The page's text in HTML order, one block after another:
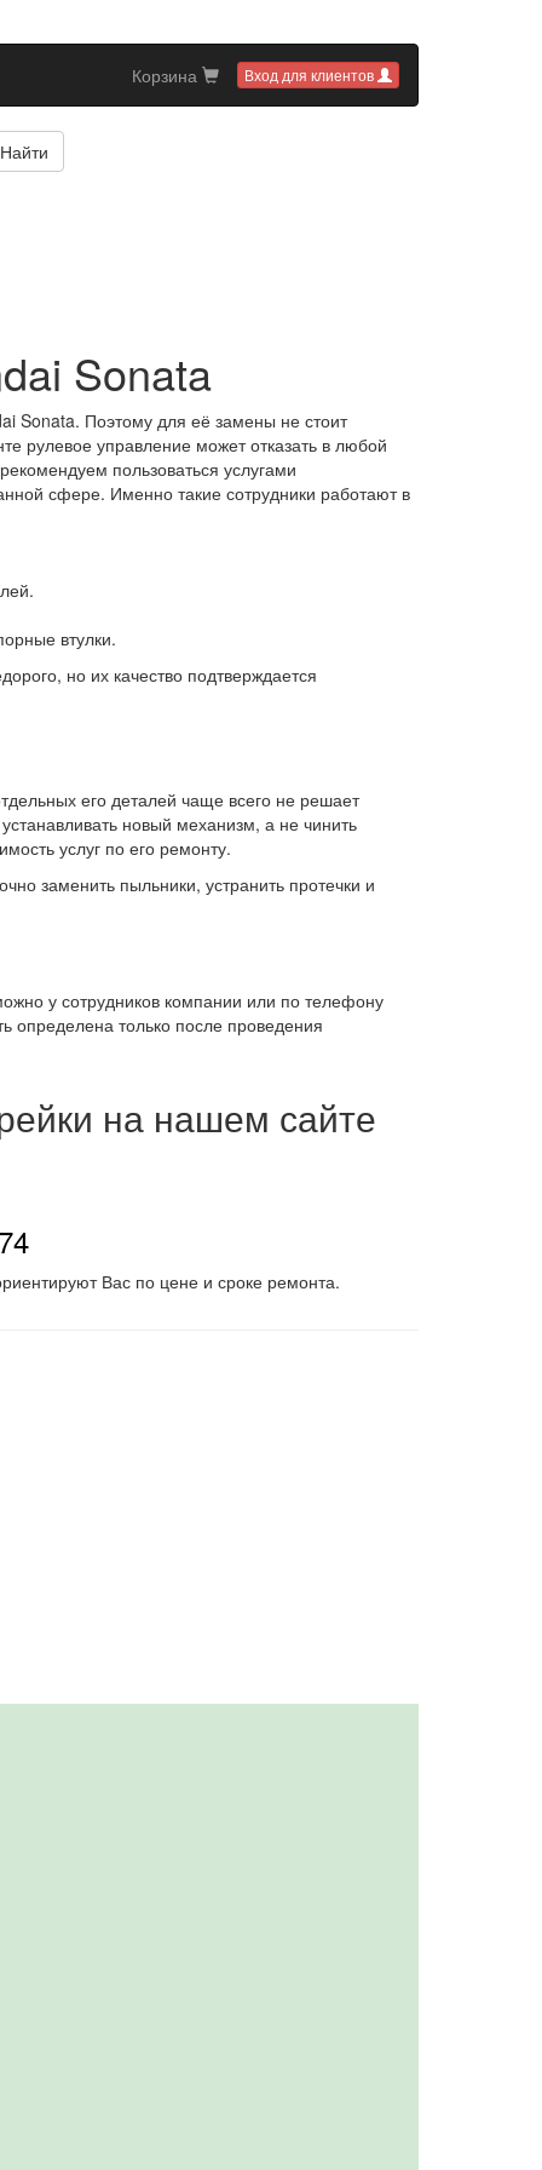
Вход для клиентов
Корзина
Найти
Sonata
Sonata. Поэтому для её замены не стоит
рулевое управление может отказать в любой
пользоваться услугами
сфере. Именно такие сотрудники работают в
втулки.
но их качество подтверждается
его деталей чаще всего не решает
новый механизм, а не чинить
услуг по его ремонту.
заменить пыльники, устранить протечки и
у сотрудников компании или по телефону
определена только после проведения
на нашем сайте
Вас по цене и сроке ремонта.